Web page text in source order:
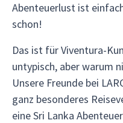
Abenteuerlust ist
schon!
Das ist für Viventura-
untypisch, aber warum
Unsere Freunde bei
ganz besonderes
eine Sri Lanka